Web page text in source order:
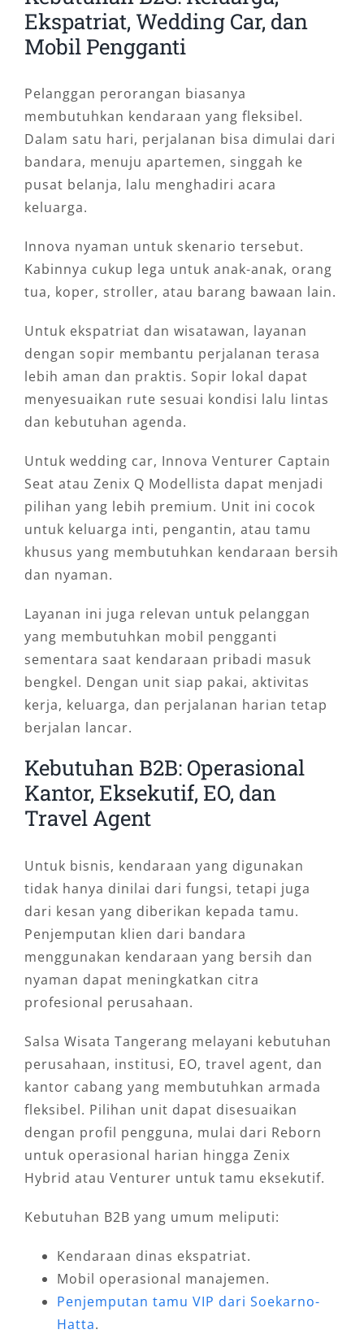
Ekspatriat, Wedding Car, dan
Mobil Pengganti
Pelanggan perorangan biasanya
membutuhkan kendaraan yang fleksibel.
Dalam satu hari, perjalanan bisa dimulai dari
bandara, menuju apartemen, singgah ke
pusat belanja, lalu menghadiri acara
keluarga.
Innova nyaman untuk skenario tersebut.
Kabinnya cukup lega untuk anak-anak, orang
tua, koper, stroller, atau barang bawaan lain.
Untuk ekspatriat dan wisatawan, layanan
dengan sopir membantu perjalanan terasa
lebih aman dan praktis. Sopir lokal dapat
menyesuaikan rute sesuai kondisi lalu lintas
dan kebutuhan agenda.
Untuk wedding car, Innova Venturer Captain
Seat atau Zenix Q Modellista dapat menjadi
pilihan yang lebih premium. Unit ini cocok
untuk keluarga inti, pengantin, atau tamu
khusus yang membutuhkan kendaraan bersih
dan nyaman.
Layanan ini juga relevan untuk pelanggan
yang membutuhkan mobil pengganti
sementara saat kendaraan pribadi masuk
bengkel. Dengan unit siap pakai, aktivitas
kerja, keluarga, dan perjalanan harian tetap
berjalan lancar.
Kebutuhan B2B: Operasional
Kantor, Eksekutif, EO, dan
Travel Agent
Untuk bisnis, kendaraan yang digunakan
tidak hanya dinilai dari fungsi, tetapi juga
dari kesan yang diberikan kepada tamu.
Penjemputan klien dari bandara
menggunakan kendaraan yang bersih dan
nyaman dapat meningkatkan citra
profesional perusahaan.
Salsa Wisata Tangerang melayani kebutuhan
perusahaan, institusi, EO, travel agent, dan
kantor cabang yang membutuhkan armada
fleksibel. Pilihan unit dapat disesuaikan
dengan profil pengguna, mulai dari Reborn
untuk operasional harian hingga Zenix
Hybrid atau Venturer untuk tamu eksekutif.
Kebutuhan B2B yang umum meliputi:
Kendaraan dinas ekspatriat.
Mobil operasional manajemen.
Penjemputan tamu VIP dari Soekarno-
Hatta.